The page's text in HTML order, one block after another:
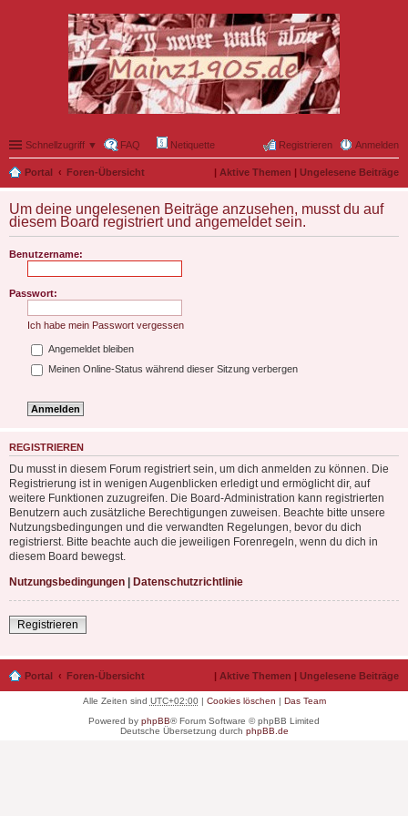
Schnellzugriff ▼ FAQ Netiquette Anmelden
Registrieren
Portal Foren-Übersicht | Aktive Themen | Ungelesene Beiträge
Um deine ungelesenen Beiträge anzusehen, musst du auf
diesem Board registriert und angemeldet sein.
Benutzername:
Passwort:
Ich habe mein Passwort vergessen
Angemeldet bleiben
Meinen Online-Status während dieser Sitzung verbergen
REGISTRIEREN
Du musst in diesem Forum registriert sein, um dich anmelden zu können. Die
Registrierung ist in wenigen Augenblicken erledigt und ermöglicht dir, auf
weitere Funktionen zuzugreifen. Die Board-Administration kann registrierten
Benutzern auch zusätzliche Berechtigungen zuweisen. Beachte bitte unsere
Nutzungsbedingungen und die verwandten Regelungen, bevor du dich
registrierst. Bitte beachte auch die jeweiligen Forenregeln, wenn du dich in
diesem Board bewegst.
Nutzungsbedingungen | Datenschutzrichtlinie
Registrieren
Portal Foren-Übersicht | Aktive Themen | Ungelesene Beiträge
Alle Zeiten sind UTC+02:00| Cookies löschen | Das Team
Powered by phpBB® Forum Software © phpBB Limited
Deutsche Übersetzung durch phpBB.de